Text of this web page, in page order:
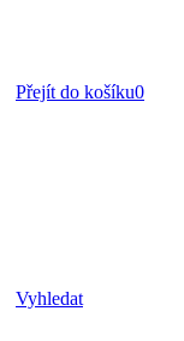
Přejít do košíku0
Vyhledat